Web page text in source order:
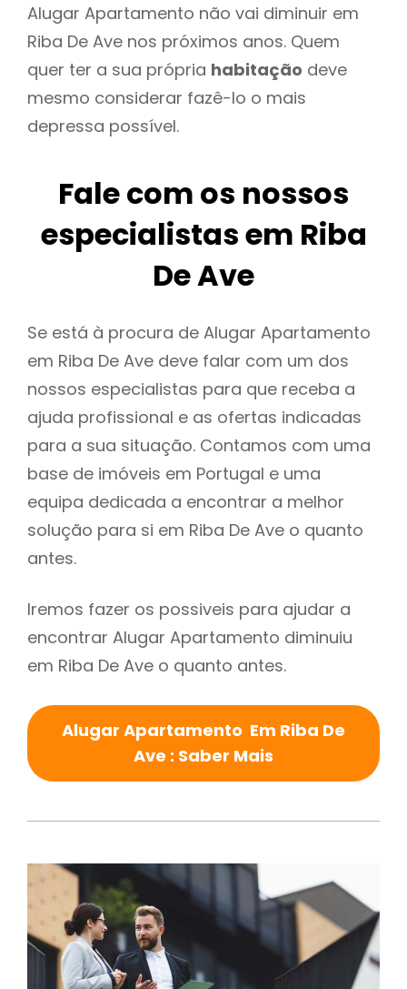
Alugar Apartamento não vai diminuir em
Riba De Ave nos próximos anos. Quem
quer ter a sua própria habitação deve
mesmo considerar fazê-lo o mais
depressa possível.
Fale com os nossos
especialistas em Riba
De Ave
Se está à procura de Alugar Apartamento
em Riba De Ave deve falar com um dos
nossos especialistas para que receba a
ajuda profissional e as ofertas indicadas
para a sua situação. Contamos com uma
base de imóveis em Portugal e uma
equipa dedicada a encontrar a melhor
solução para si em Riba De Ave o quanto
antes.
Iremos fazer os possiveis para ajudar a
encontrar Alugar Apartamento diminuiu
em Riba De Ave o quanto antes.
Alugar Apartamento Em Riba De
Ave : Saber Mais